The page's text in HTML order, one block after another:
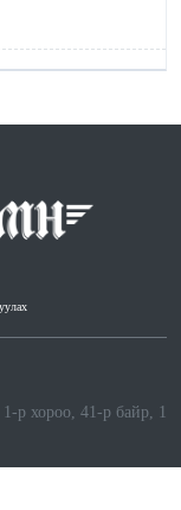
1-р хороо, 41-р байр, 1